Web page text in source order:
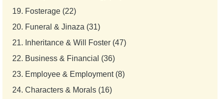
19. Fosterage (22)
20. Funeral & Jinaza (31)
21. Inheritance & Will Foster (47)
22. Business & Financial (36)
23. Employee & Employment (8)
24. Characters & Morals (16)